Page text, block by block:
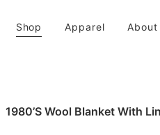
Shop Apparel About
1980’s Wool Blanket With